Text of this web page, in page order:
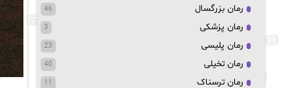
رمان بزرگسال 46
رمان پزشکی 3
رمان پلیسی 23
رمان تخیلی 40
رمان ترسناک 11